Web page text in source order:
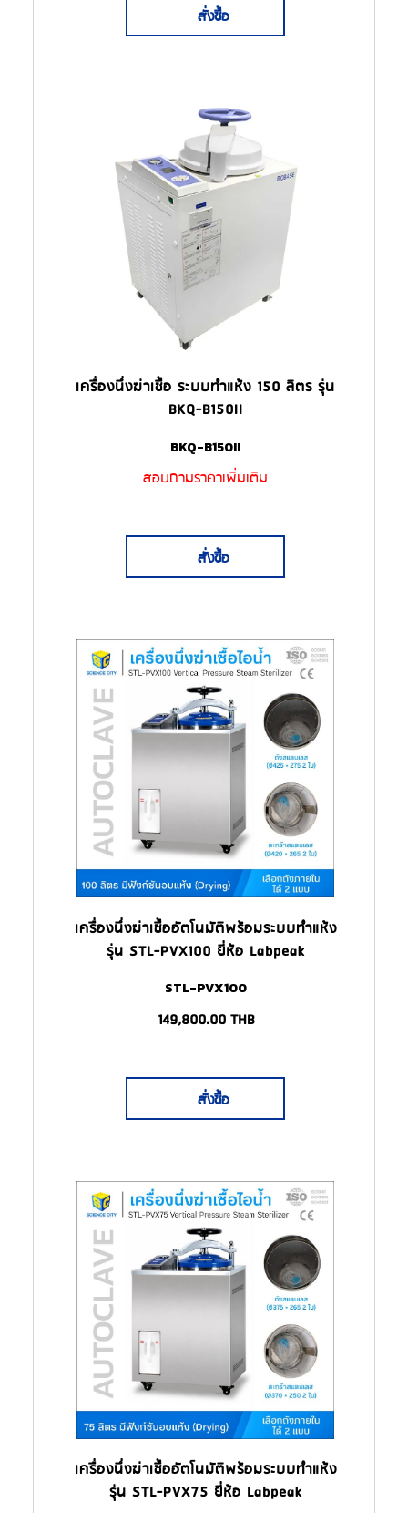
สั่งซื้อ
เครื่องนึ่งฆ่าเชื้อ ระบบทำแห้ง 150 ลิตร รุ่น
BKQ-B150II
BKQ-B150II
สอบถามราคาเพิ่มเติม
สั่งซื้อ
เครื่องนึ่งฆ่าเชื้ออัตโนมัติพร้อมระบบทำแห้ง
รุ่น STL-PVX100 ยี่ห้อ Labpeak
STL-PVX100
149,800.00 THB
สั่งซื้อ
เครื่องนึ่งฆ่าเชื้ออัตโนมัติพร้อมระบบทำแห้ง
รุ่น STL-PVX75 ยี่ห้อ Labpeak